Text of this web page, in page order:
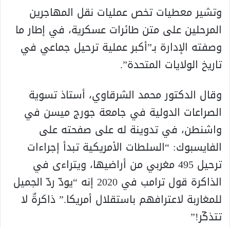
وتشير معطيات تخص عمليات نقل المهاجرين
المرحلين على متن طائرات عسكرية، في إطار ما
وصفته الإدارة بـ”أكبر عملية ترحيل جماعي في
تاريخ الولايات المتحدة”.
وقال الدكتور محمد الشرقاوي، أستاذ تسوية
الصراعات الدولية في جامعة جورج ميسن في
واشنطن، في تدوينة له على صفحته على
الفايسبوك: “السلطات الأمريكية تبدأ إجراءات
ترحيل 495 مغربي من أراضيها، ويتراءى في
الذاكرة قول ترامب في 2020 إنه “يودّ ردّ الجميل
للمغاربة لاعترافهم باستقلال أمريكا.” ذاكرةٌ لا
تتذكّر!”